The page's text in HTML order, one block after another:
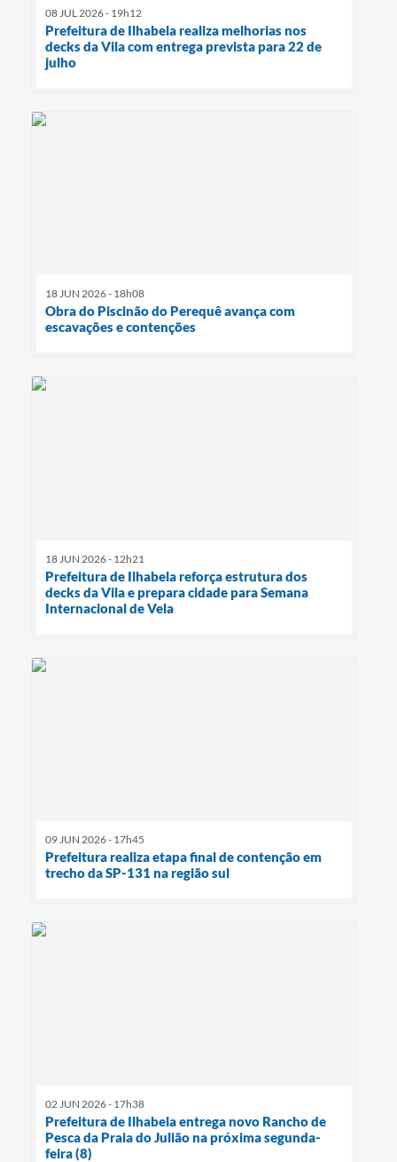
08 JUL 2026 - 19h12
Prefeitura de Ilhabela realiza melhorias nos
decks da Vila com entrega prevista para 22 de
julho
18 JUN 2026 - 18h08
Obra do Piscinão do Perequê avança com
escavações e contenções
18 JUN 2026 - 12h21
Prefeitura de Ilhabela reforça estrutura dos
decks da Vila e prepara cidade para Semana
Internacional de Vela
09 JUN 2026 - 17h45
Prefeitura realiza etapa final de contenção em
trecho da SP-131 na região sul
02 JUN 2026 - 17h38
Prefeitura de Ilhabela entrega novo Rancho de
Pesca da Praia do Julião na próxima segunda-
feira (8)